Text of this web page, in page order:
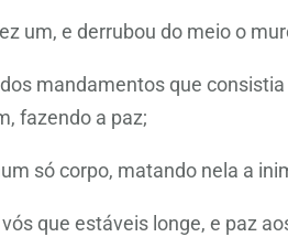
um, e derrubou do meio o
mandamentos que
fazendo a paz;
só corpo, matando nela a
que estáveis longe, e paz